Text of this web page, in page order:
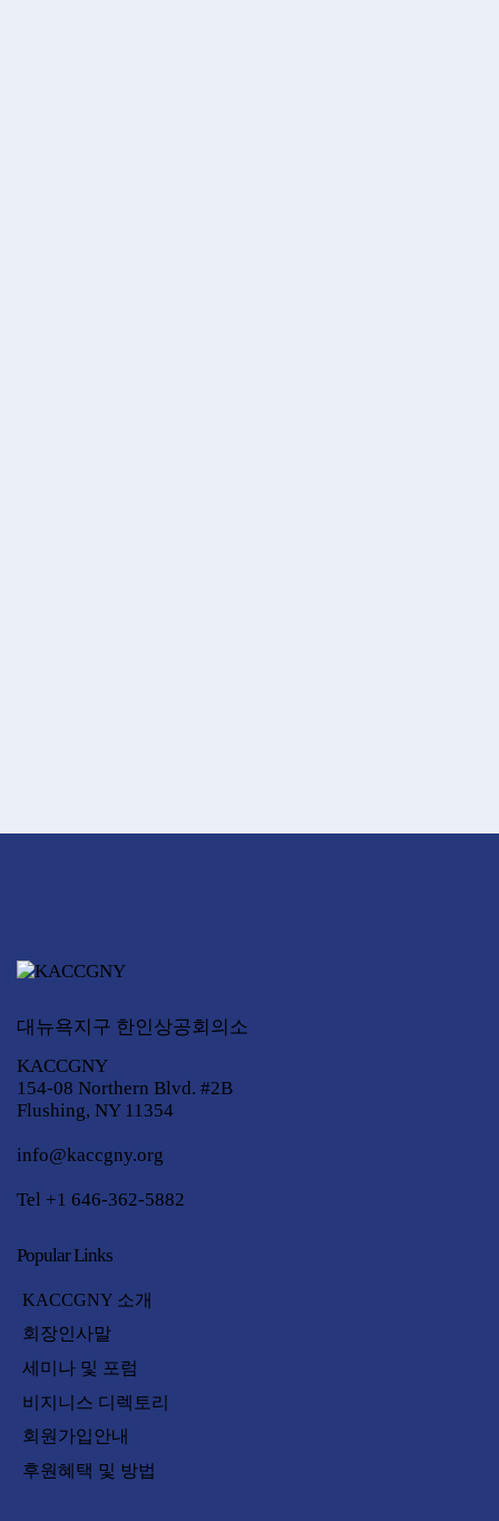
대뉴욕지구 한인상공회의소
KACCGNY
154-08 Northern Blvd. #2B
Flushing, NY 11354
info@kaccgny.org
Tel +1 646-362-5882
Popular Links
KACCGNY 소개
회장인사말
세미나 및 포럼
비지니스 디렉토리
회원가입안내
후원혜택 및 방법